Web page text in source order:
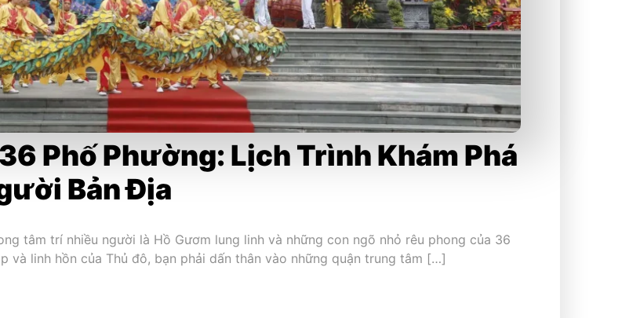
Phố Phường: Lịch Trình Khám Phá
Bản Địa
tâm trí nhiều người là Hồ Gươm lung linh và những con ngõ nhỏ rêu phong của 36
và linh hồn của Thủ đô, bạn phải dấn thân vào những quận trung tâm […]